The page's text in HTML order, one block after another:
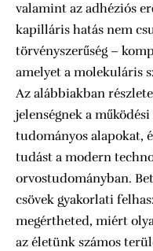
valamint az adhéziós
kapilláris hatás nem
törvényszerűség –
amelyet a molekuláris
Az alábbiakban
jelenségnek a
tudományos alapokat,
tudást a modern
orvostudományban.
csövek gyakorlati
megértheted, miért
az életünk számos